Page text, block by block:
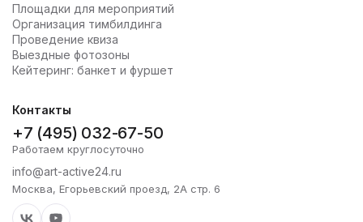
Площадки для мероприятий
Организация тимбилдинга
Проведение квиза
Выездные фотозоны
Кейтеринг: банкет и фуршет
Контакты
+7 (495) 032-67-50
Работаем круглосуточно
info@art-active24.ru
Москва, Егорьевский проезд, 2А стр. 6